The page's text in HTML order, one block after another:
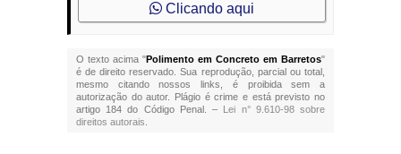
Clicando aqui
O texto acima "Polimento em Concreto em Barretos"
é de direito reservado. Sua reprodução, parcial ou total,
mesmo citando nossos links, é proibida sem a
autorização do autor. Plágio é crime e está previsto no
artigo 184 do Código Penal. – Lei n° 9.610-98 sobre
direitos autorais